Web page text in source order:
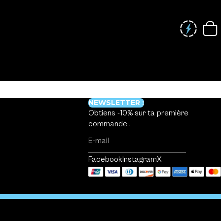
NEWSLETTER :
Obtiens -10% sur ta première
commande .
FacebookInstagramX